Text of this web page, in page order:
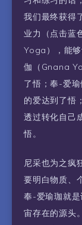
我们最终获得
业力（点击蓝
Yoga），能
伽（Gnana
了悟；奉-爱
的爱达到了悟
透过转化自己
悟。
尼采也为之疯
要明白物质、
奉-爱瑜珈就
宙存在的源头